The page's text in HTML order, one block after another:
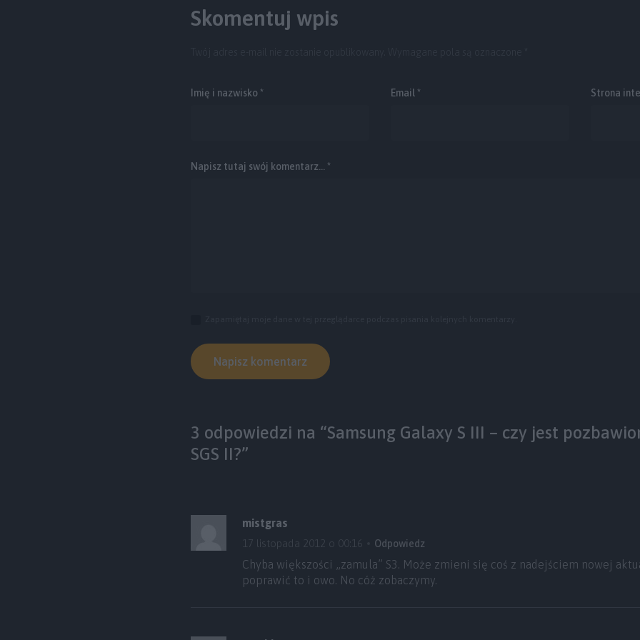
Skomentuj wpis
Imię i nazwisko * Email * Strona
Napisz tutaj swój komentarz... *
3 odpowiedzi na “Samsung Galaxy S III – czy jest
SGS II?”
mistgras
17 listopada 2012 o 00:16 Odpowiedz
Chyba większości „zamula” S3. Może zmieni się coś z nadejściem nowej
poprawić to i owo. No cóż zobaczymy.